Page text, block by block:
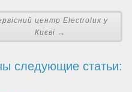
центр Electrolux у
Києві →
следующие статьи: